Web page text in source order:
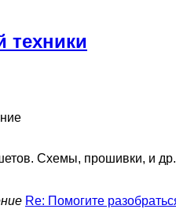
техники
Схемы, прошивки, и др.
Re: Помогите